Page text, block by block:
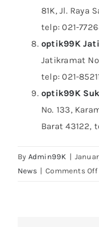
81K, Jl. Raya
telp: 021-
optik99K
Jatikramat
telp: 021-
optik99K
No. 133,
Barat 43122,
By Admin99K |
News | Comments Off